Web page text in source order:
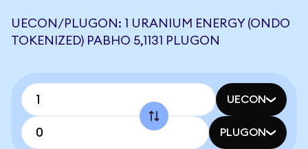
UECON/PLUGON: 1 URANIUM ENERGY (ONDO
TOKENIZED) РАВНО 5,1131 PLUGON
UECON
PLUGON